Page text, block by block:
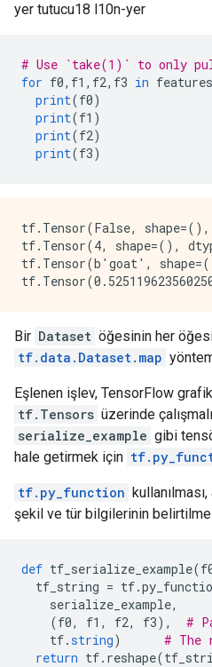
yer tutucu18 l10n-yer
# Use `take(1)` to only
for f0, f1 , f2, f3 in
print(f0)
print(f1 )
print(f2)
print(f3)
tf.Tensor(False, shape=(),
tf.Tensor(4, shape=(),
tf.Tensor(b'goat',
Bir Dataset öğesinin her
tf.data.Dataset.map
Eşlenen işlev, TensorFlow grafik
tf.Tensors üzerinde
serialize_example gibi
hale getirmek için
tf.py_function
şekil ve tür bilgilerinin
def tf_serialize_example(
tf_string = tf.
serialize_example,
(f0, f1 , f2, f3),
#
tf.string)
#
return tf. reshape(